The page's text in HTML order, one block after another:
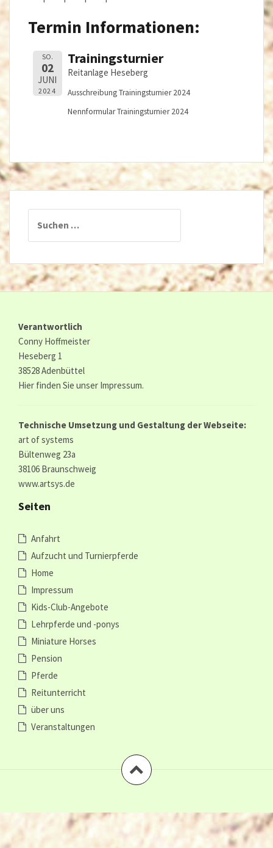
Termin Informationen:
SO.
02
JUNI
2024
Trainingsturnier
Reitanlage Heseberg
Ausschreibung Trainingsturnier 2024
Nennformular Trainingsturnier 2024
nach:
Verantwortlich
Conny Hoffmeister
Heseberg 1
38528 Adenbüttel
Hier finden Sie unser Impressum.
Technische Umsetzung und Gestaltung der Webseite:
art of systems
Bültenweg 23a
38106 Braunschweig
www.artsys.de
Seiten
Anfahrt
Aufzucht und Turnierpferde
Home
Impressum
Kids-Club-Angebote
Lehrpferde und -ponys
Miniature Horses
Pension
Pferde
Reitunterricht
über uns
Veranstaltungen